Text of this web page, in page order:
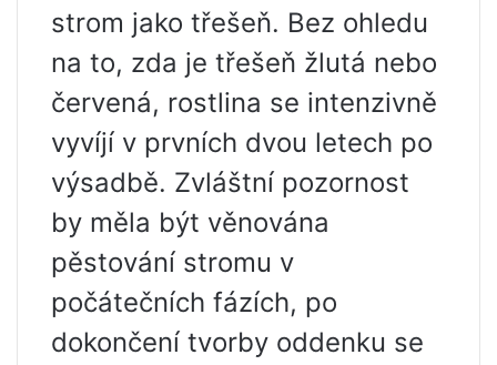
strom jako třešeň. Bez ohledu
na to, zda je třešeň žlutá nebo
červená, rostlina se intenzivně
vyvíjí v prvních dvou letech po
výsadbě. Zvláštní pozornost
by měla být věnována
pěstování stromu v
počátečních fázích, po
dokončení tvorby oddenku se